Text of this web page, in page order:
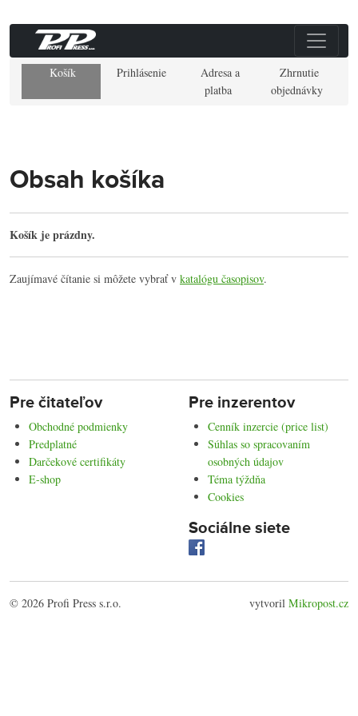
Košík Prihlásenie
Adresa a
platba
Zhrnutie
objednávky
Obsah košíka
Košík je prázdny.
Zaujímavé čítanie si môžete vybrať v katalógu časopisov.
Pre čitateľov
Obchodné podmienky
Predplatné
Darčekové certifikáty
E-shop
Pre inzerentov
Cenník inzercie (price list)
Súhlas so spracovaním
osobných údajov
Téma týždňa
Cookies
Sociálne siete
© 2026 Profi Press s.r.o. vytvoril Mikropost.cz